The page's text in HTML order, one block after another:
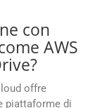
con
AWS
offre
piattaforme di